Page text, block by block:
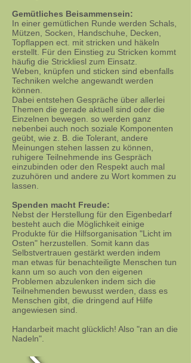
Gemütliches Beisammensein:
In einer gemütlichen Runde werden Schals,
Mützen, Socken, Handschuhe, Decken,
Topflappen ect. mit stricken und häkeln
erstellt. Für den Einstieg zu Stricken kommt
häufig die Strickliesl zum Einsatz.
Weben, knüpfen und sticken sind ebenfalls
Techniken welche angewandt werden
können.
Dabei entstehen Gespräche über allerlei
Themen die gerade aktuell sind oder die
Einzelnen bewegen. so werden ganz
nebenbei auch noch soziale Komponenten
geübt, wie z. B. die Tolerant, andere
Meinungen stehen lassen zu können,
ruhigere Teilnehmende ins Gespräch
einzubinden oder den Respekt auch mal
zuzuhören und andere zu Wort kommen zu
lassen.
Spenden macht Freude:
Nebst der Herstellung für den Eigenbedarf
besteht auch die Möglichkeit einige
Produkte für die Hilfsorganisation "Licht im
Osten" herzustellen. Somit kann das
Selbstvertrauen gestärkt werden indem
man etwas für benachteiligte Menschen tun
kann um so auch von den eigenen
Problemen abzulenken indem sich die
Teilnehmenden bewusst werden, dass es
Menschen gibt, die dringend auf Hilfe
angewiesen sind.
Handarbeit macht glücklich! Also "ran an die
Nadeln".